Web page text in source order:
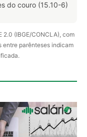
do couro (15.10-6)
2.0 (IBGE/CONCLA), com
entre parênteses indicam